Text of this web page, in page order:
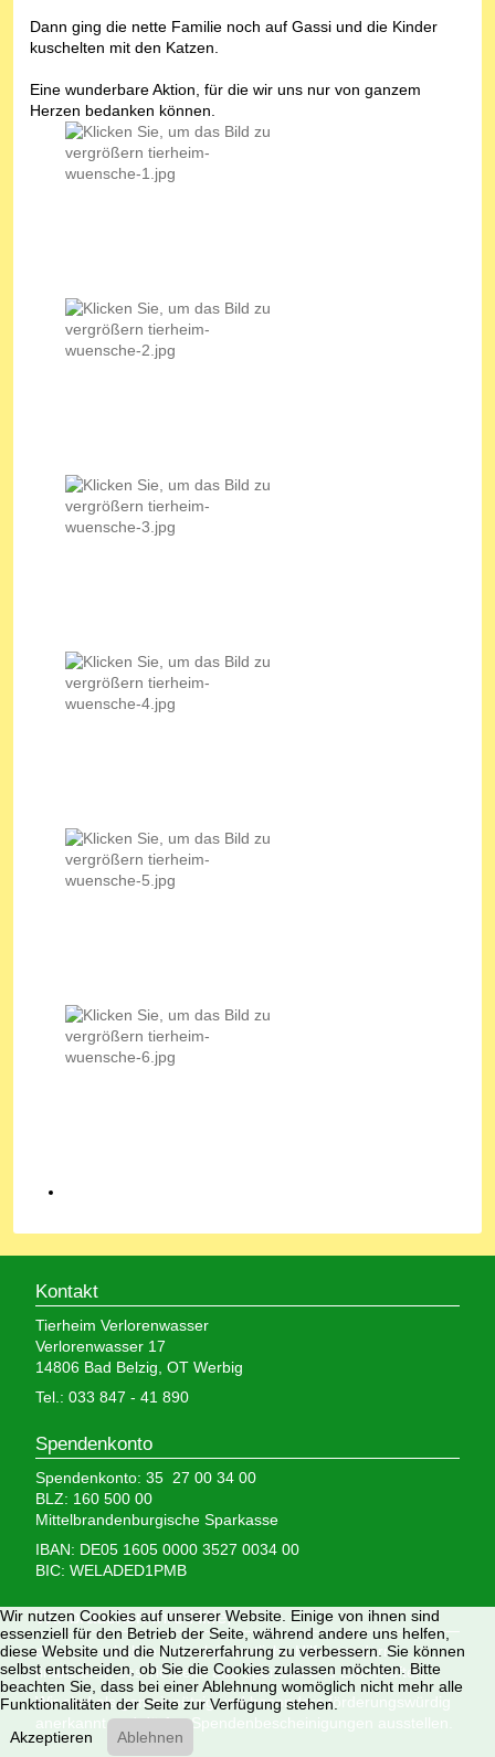
Dann ging die nette Familie noch auf Gassi und die Kinder
kuschelten mit den Katzen.
Eine wunderbare Aktion, für die wir uns nur von ganzem
Herzen bedanken können.
Kontakt
Tierheim Verlorenwasser
Verlorenwasser 17
14806 Bad Belzig, OT Werbig
Tel.: 033 847 - 41 890
Spendenkonto
Spendenkonto: 35 27 00 34 00
BLZ: 160 500 00
Mittelbrandenburgische Sparkasse
IBAN: DE05 1605 0000 3527 0034 00
BIC: WELADED1PMB
Wir brauchen Ihre Hilfe,
denn wir erhalten keinerlei staatliche Hilfe, sondern
finanzieren das Tierheim aus Spenden und Erbschaften.
Wir sind als gemeinnützig und besonders förderungswürdig
anerkannt und dürfen Spendenbescheinigungen ausstellen.
Wir nutzen Cookies auf unserer Website. Einige von ihnen sind
essenziell für den Betrieb der Seite, während andere uns helfen,
diese Website und die Nutzererfahrung zu verbessern. Sie können
selbst entscheiden, ob Sie die Cookies zulassen möchten. Bitte
beachten Sie, dass bei einer Ablehnung womöglich nicht mehr alle
Funktionalitäten der Seite zur Verfügung stehen.
Akzeptieren
Ablehnen